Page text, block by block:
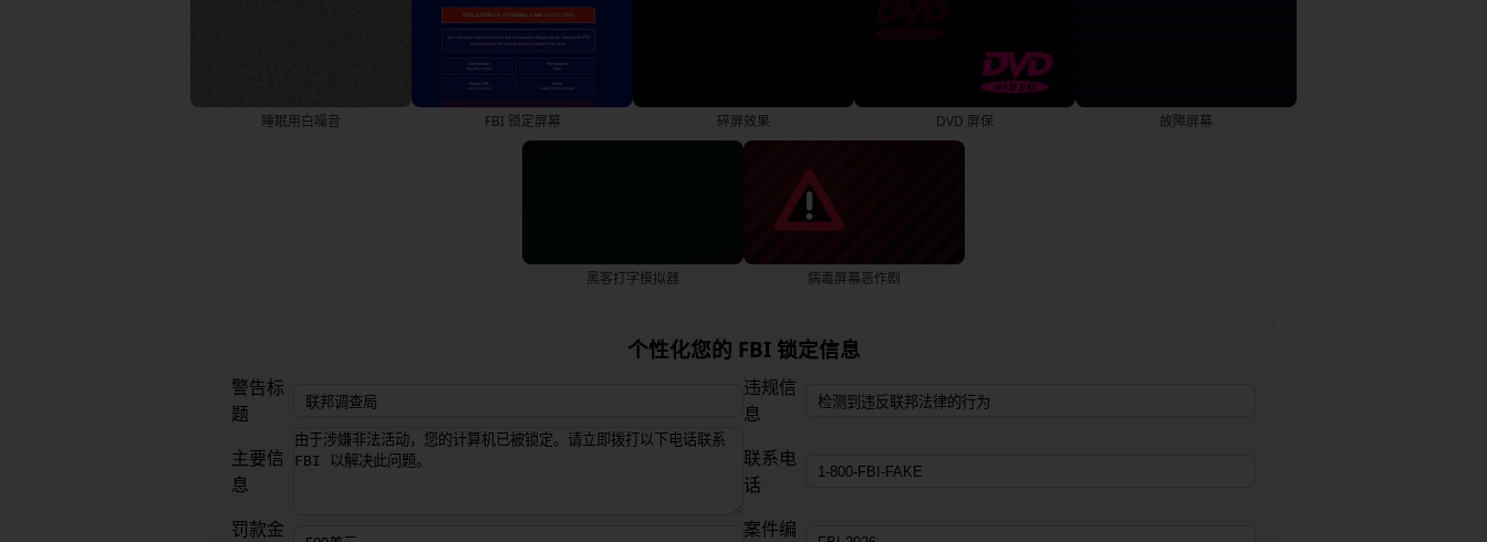
睡眠用白噪音 FBI 锁定屏幕 碎屏效果 DVD 屏保 故障屏幕
黑客打字模拟器 病毒屏幕恶作剧
个性化您的 FBI 锁定信息
警告标
题
违规信
息
主要信
息
联系电
话
罚款金
案件编